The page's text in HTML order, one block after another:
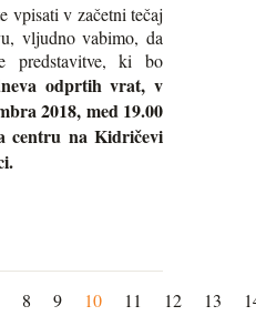
vpisati v začetni tečaj
vljudno vabimo, da
predstavitve, ki bo
odprtih vrat, v
2018, med 19.00
centru na Kidričevi
8 9 10 11 12 13